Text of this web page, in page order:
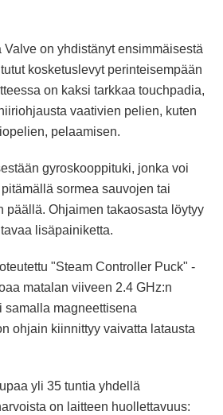
on yhdistänyt ensimmäisestä
kosketuslevyt perinteisempään
on kaksi tarkkaa touchpadia,
vaativien pelien, kuten
pelaamisen.
gyroskooppituki, jonka voi
sormea sauvojen tai
päällä. Ohjaimen takaosasta löytyy
lisäpainiketta.
"Steam Controller Puck" -
matalan viiveen 2.4 GHz:n
samalla magneettisena
ohjain kiinnittyy vaivatta latausta
yli 35 tuntia yhdellä
on laitteen huollettavuus: